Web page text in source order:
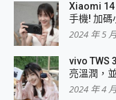
Xiaomi 14
手機! 加碼
2024 年 5
vivo TWS
亮溫潤，
2024 年 4